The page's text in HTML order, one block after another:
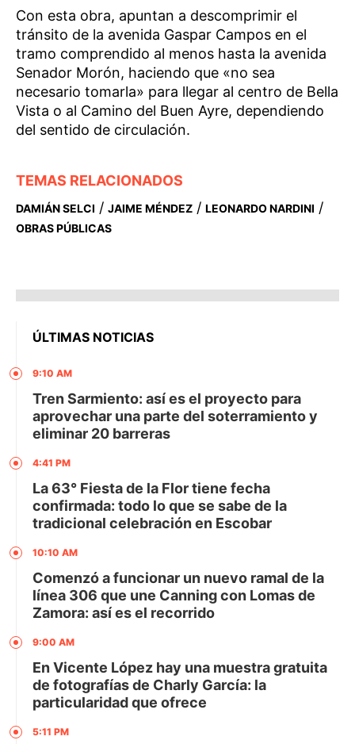
Con esta obra, apuntan a descomprimir el
tránsito de la avenida Gaspar Campos en el
tramo comprendido al menos hasta la avenida
Senador Morón, haciendo que «no sea
necesario tomarla» para llegar al centro de Bella
Vista o al Camino del Buen Ayre, dependiendo
del sentido de circulación.
TEMAS RELACIONADOS
DAMIÁN SELCI / JAIME MÉNDEZ / LEONARDO NARDINI /
OBRAS PÚBLICAS
ÚLTIMAS NOTICIAS
9:10 AM
Tren Sarmiento: así es el proyecto para
aprovechar una parte del soterramiento y
eliminar 20 barreras
4:41 PM
La 63° Fiesta de la Flor tiene fecha
confirmada: todo lo que se sabe de la
tradicional celebración en Escobar
10:10 AM
Comenzó a funcionar un nuevo ramal de la
línea 306 que une Canning con Lomas de
Zamora: así es el recorrido
9:00 AM
En Vicente López hay una muestra gratuita
de fotografías de Charly García: la
particularidad que ofrece
5:11 PM